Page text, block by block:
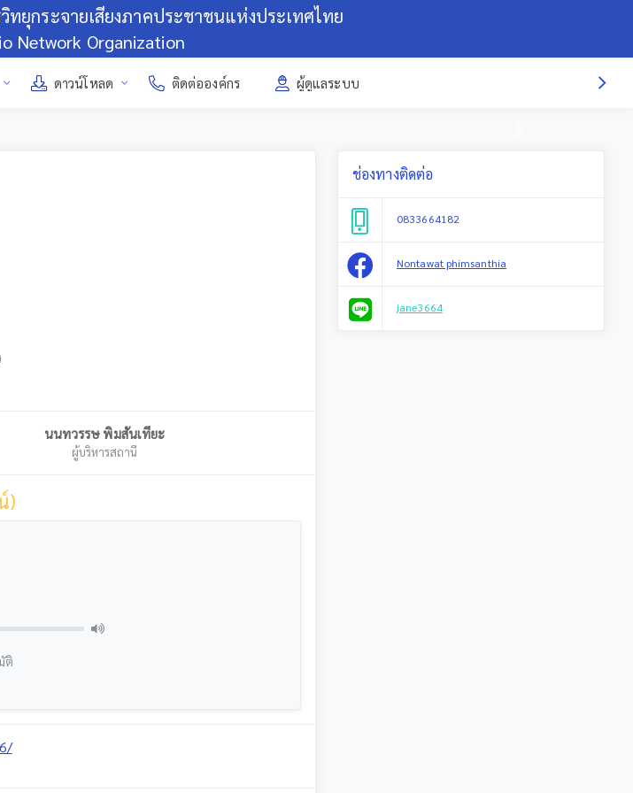
ดาวน์โหลด ติดต่อองค์กร ผู้ดูแลระบบ
ทยุกระจายเสียงภาคประชาชนแห่งประเทศไทย
Network Organization
นนทวรรษ พิมสันเทียะ
ผู้บริหารสถานี
)
ติ
ช่องทางติดต่อ
0833664182
Nontawat phimsanthia
jane3664